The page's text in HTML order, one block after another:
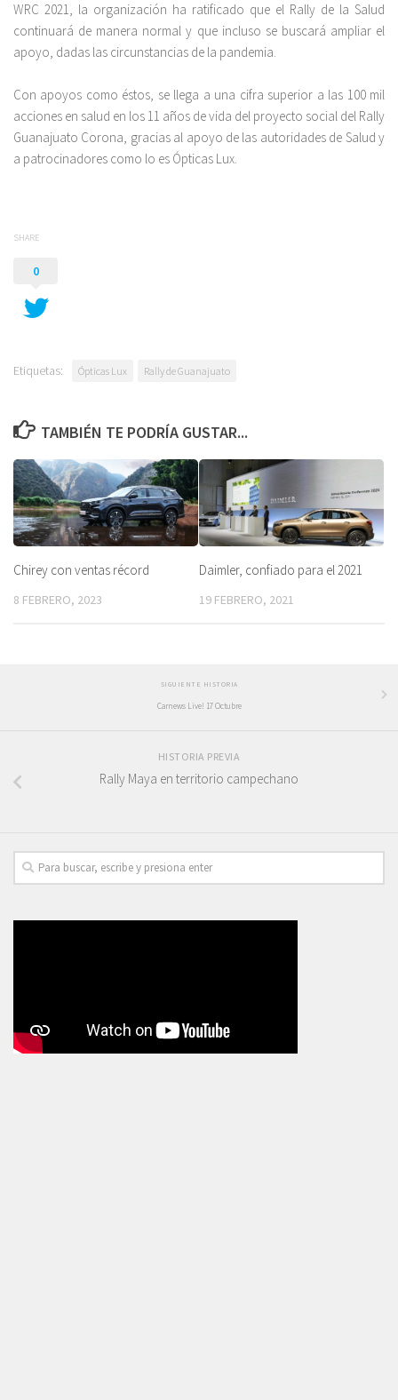
WRC 2021, la organización ha ratificado que el Rally de la Salud
continuará de manera normal y que incluso se buscará ampliar el
apoyo, dadas las circunstancias de la pandemia.
Con apoyos como éstos, se llega a una cifra superior a las 100 mil
acciones en salud en los 11 años de vida del proyecto social del Rally
Guanajuato Corona, gracias al apoyo de las autoridades de Salud y
a patrocinadores como lo es Ópticas Lux.
SHARE
0
Etiquetas: Ópticas Lux Rally de Guanajuato
TAMBIÉN TE PODRÍA GUSTAR...
Chirey con ventas récord
8 FEBRERO, 2023
Daimler, confiado para el 2021
19 FEBRERO, 2021
SIGUIENTE HISTORIA
Carnews Live! 17 Octubre
HISTORIA PREVIA
Rally Maya en territorio campechano